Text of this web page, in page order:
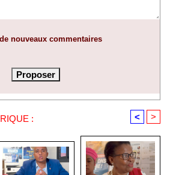
nouveaux commentaires
: < >